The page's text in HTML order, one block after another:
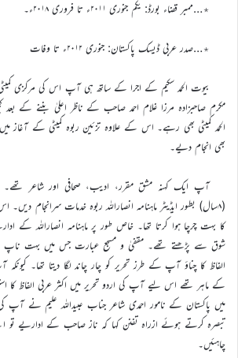
٭…ممبر قضاء بورڈ: یکم جنوری ۲۰۱۱ء تا فروری ۲۰۱۸ء۔
٭…صدر عربی ڈیسک پاکستان: جنوری ۲۰۱۲ء تا وفات
بیوت الحمد سکیم کے اجرا کے ساتھ ہی آپ اس کی مرکزی
مکرم صاحبزادہ مرزا غلام احمد صاحب کے ناظر اعلیٰ بننے کے
الحمد کمیٹی بھی رہے۔ اس کے علاوہ تزئین ربوہ کمیٹی کے
بھی انجام دیے۔
(۸سال) بطور ایڈیٹر ماہنامہ انصاراللہ ربوہ خدمات سرانجام
کا بہت چرچا ہوا کرتا تھا۔ خاص طور پر ماہنامہ انصاراللہ کے
شوق سے پڑھتے تھے۔ مقفیٰ و مسجع عبارت جس میں بہت ناپ
الفاظ کا چناؤ آپ کے طرز تحریر کو چار چاند لگا دیتا تھا۔
کے ماہر تھے اس لیے آپ کی اردو تحریر میں اکثر عربی الفاظ کا
میں پاکستان کے نامور احمدی شاعر جناب عبیداللہ علیم نے آپ
تبصرہ کرتے ہوئے ازراہ تفنن کہا کہ ناز صاحب کے اداریے تو
چاہئیں۔